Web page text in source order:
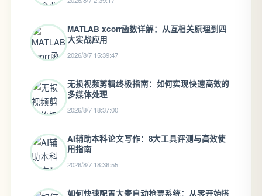
MATLAB xcorr函数详解：从互相关原理到四
大实战应用
2026/8/7 15:39:47
无损视频剪辑终极指南：如何实现快速高效的
多媒体处理
2026/8/7 18:37:00
AI辅助本科论文写作：8大工具评测与高效使
用指南
2026/8/7 18:36:55
如何快速配置大麦自动抢票系统：从零开始搭